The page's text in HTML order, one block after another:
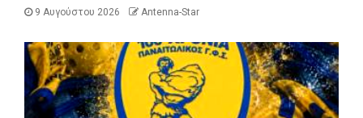
9 Αυγούστου 2026 Antenna-Star